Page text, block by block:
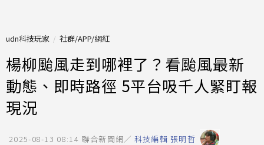
udn科技玩家 社群/APP/網紅
楊柳颱風走到哪裡了？看颱風最新
動態、即時路徑 5平台吸千人緊盯報
現況
2025-08-13 08:14 聯合新聞網／ 科技編輯 張明哲